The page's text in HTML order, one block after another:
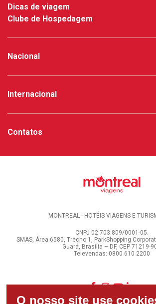
Dicas de viagem
Clube de Hospedagem
Nacional
Internacional
Contatos
MONTREAL - HOTÉIS VIAGENS E
CNPJ 02.703.809/0001-05.
SMAS, Área 6580, Trecho 1, ParkShopping
Guará, Brasília – DF, CEP 71219-
Televendas: 0800 610 2200